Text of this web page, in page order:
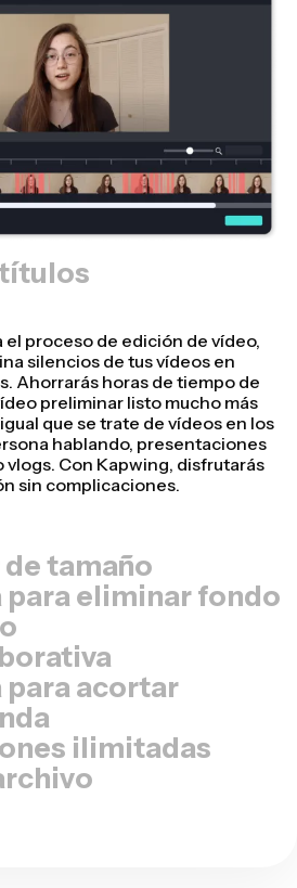
tamaño
rápido y dales un aspecto más
para cambiar de tamaño el
clics, puedes tomar un vídeo y
adecuado para cualquier otra
sea TikTok, YouTube,
eliminar fondo
acortar
ilimitadas